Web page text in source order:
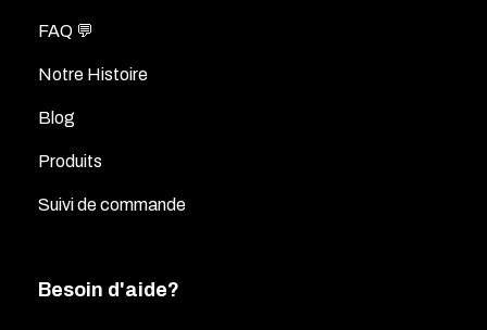
FAQ 💬
Notre Histoire
Blog
Produits
Suivi de commande
Besoin d'aide?